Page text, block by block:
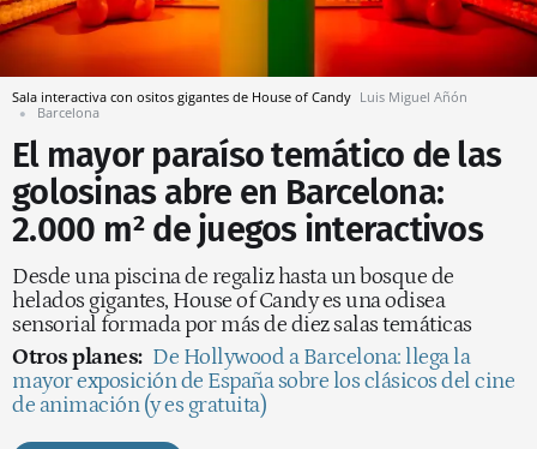
Sala interactiva con ositos gigantes de House of Candy Luis Miguel Añón
Barcelona
El mayor paraíso temático de las
golosinas abre en Barcelona:
2.000 m² de juegos interactivos
Desde una piscina de regaliz hasta un bosque de
helados gigantes, House of Candy es una odisea
sensorial formada por más de diez salas temáticas
Otros planes: De Hollywood a Barcelona: llega la
mayor exposición de España sobre los clásicos del cine
de animación (y es gratuita)